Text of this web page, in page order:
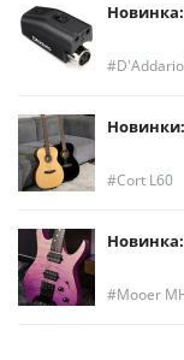
Новинки:
Cort L60
Новинка:
Mooer